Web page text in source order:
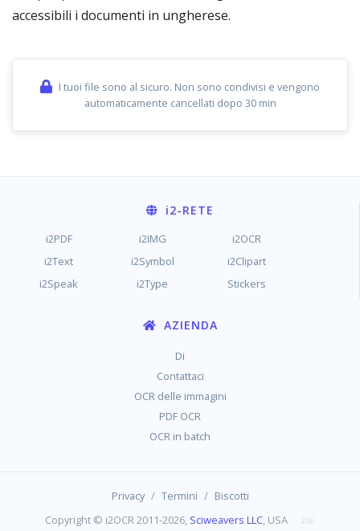
accessibili i documenti in ungherese.
I tuoi file sono al sicuro. Non sono condivisi e vengono
automaticamente cancellati dopo 30 min
i2-RETE
i2PDF i2IMG
i2OCR
i2Text
i2Symbol
i2Clipart
i2Speak
i2Type Stickers
AZIENDA
Di
Contattaci
OCR delle immagini
PDF OCR
OCR in batch
Privacy / Termini / Biscotti
Copyright © i2OCR 2011-2026, Sciweavers LLC, USA 206